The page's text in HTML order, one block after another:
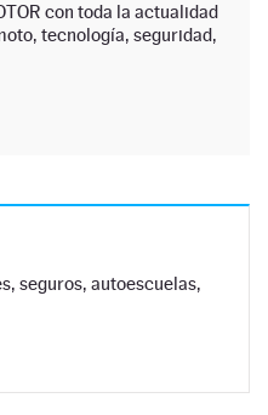
con toda la actualidad
tecnología, seguridad,
seguros, autoescuelas,